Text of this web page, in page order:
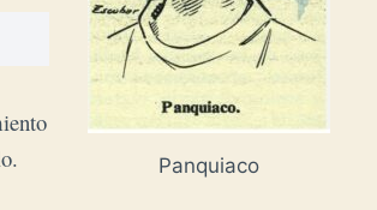
Panquiaco